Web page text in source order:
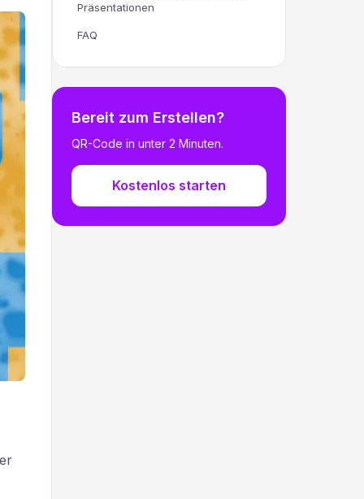
Präsentationen
FAQ
Bereit zum Erstellen?
QR-Code in unter 2 Minuten.
Kostenlos starten